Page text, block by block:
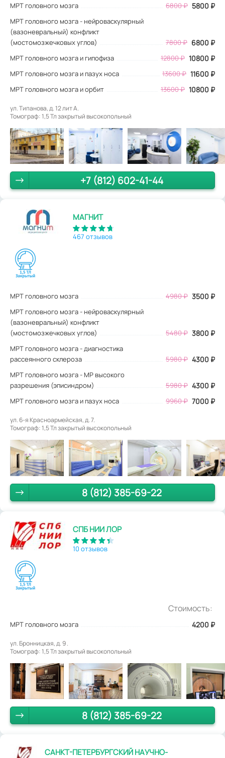
МРТ головного мозга 6800₽ 5800 ₽
МРТ головного мозга - нейроваскулярный
(вазоневральный) конфликт
(мостомозжечковых углов)
7800 ₽ 6800 ₽
МРТ головного мозга и гипофиза 12800 ₽ 10800 ₽
МРТ головного мозга и пазух носа 13600 ₽ 11600 ₽
МРТ головного мозга и орбит 13600 ₽ 10800 ₽
ул. Типанова, д. 12 лит А.
Томограф: 1,5 Тл закрытый высокопольный
+7 (812) 602-41-44
МАГНИТ
467 отзывов
МРТ головного мозга 4980₽ 3500 ₽
МРТ головного мозга - нейроваскулярный
(вазоневральный) конфликт
(мостомозжечковых углов)
5480 ₽ 3800 ₽
МРТ головного мозга - диагностика
рассеянного склероза
5980 ₽ 4300 ₽
МРТ головного мозга - МР высокого
разрешения (эписиндром)
5980 ₽ 4300 ₽
МРТ головного мозга и пазух носа 9960 ₽ 7000 ₽
ул. 6-я Красноармейская, д. 7.
Томограф: 1,5 Тл закрытый высокопольный
8 (812) 385-69-22
СПБ НИИ ЛОР
10 отзывов
Стоимость:
МРТ головного мозга 4200 ₽
ул. Бронницкая, д. 9 .
Томограф: 1,5 Тл закрытый высокопольный
8 (812) 385-69-22
САНКТ-ПЕТЕРБУРГСКИЙ НАУЧНО-